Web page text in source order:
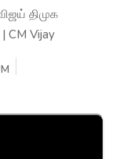
திமுக
Vijay